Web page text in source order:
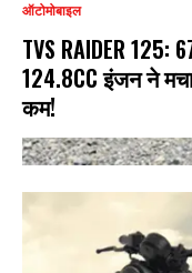
ऑटोमोबाइल
TVS RAIDER 125:
124.8CC इंजन ने
कम!